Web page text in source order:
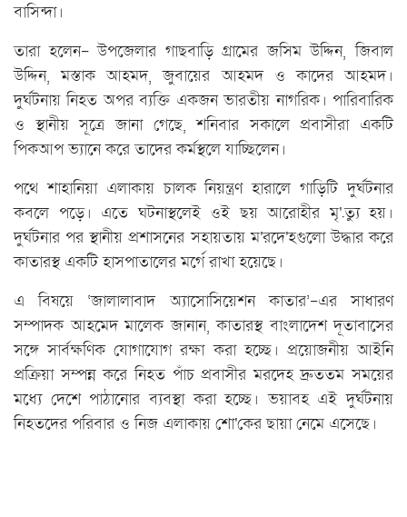
বাসিন্দা।
তারা হলেন- উপজেলার গাছবাড়ি গ্রামের জসিম উদ্দিন, জিবাল
উদ্দিন, মস্তাক আহমদ, জুবায়ের আহমদ ও কাদের আহমদ।
দুর্ঘটনায় নিহত অপর ব্যক্তি একজন ভারতীয় নাগরিক। পারিবারিক
ও স্থানীয় সূত্রে জানা গেছে, শনিবার সকালে প্রবাসীরা একটি
পিকআপ ভ্যানে করে তাদের কর্মস্থলে যাচ্ছিলেন।
পথে শাহানিয়া এলাকায় চালক নিয়ন্ত্রণ হারালে গাড়িটি দুর্ঘটনার
কবলে পড়ে। এতে ঘটনাস্থলেই ওই ছয় আরোহীর মৃ'.ত্যু হয়।
দুর্ঘটনার পর স্থানীয় প্রশাসনের সহায়তায় ম'রদে'হগুলো উদ্ধার করে
কাতারস্থ একটি হাসপাতালের মর্গে রাখা হয়েছে।
এ বিষয়ে ‘জালালাবাদ অ্যাসোসিয়েশন কাতার’-এর সাধারণ
সম্পাদক আহমেদ মালেক জানান, কাতারস্থ বাংলাদেশ দূতাবাসের
সঙ্গে সার্বক্ষণিক যোগাযোগ রক্ষা করা হচ্ছে। প্রয়োজনীয় আইনি
প্রক্রিয়া সম্পন্ন করে নিহত পাঁচ প্রবাসীর মরদেহ দ্রুততম সময়ের
মধ্যে দেশে পাঠানোর ব্যবস্থা করা হচ্ছে। ভয়াবহ এই দুর্ঘটনায়
নিহতদের পরিবার ও নিজ এলাকায় শো'কের ছায়া নেমে এসেছে।